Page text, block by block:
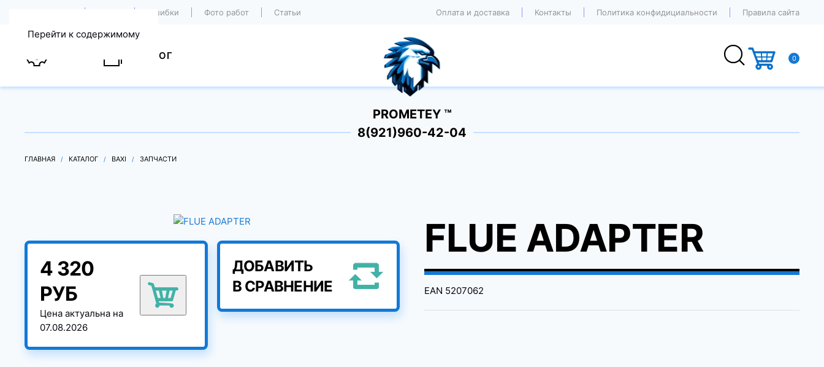
Перейти к содержимому
Ошибки Фото работ Статьи Оплата и доставка Контакты Политика конфидициальности Правила сайта
КАТАЛОГ 0
PROMETEY ™
8(921)960-42-04
ГЛАВНАЯ КАТАЛОГ BAXI ЗАПЧАСТИ
4 320
РУБ
Цена актуальна на
07.08.2026
ДОБАВИТЬ
В СРАВНЕНИЕ
FLUE ADAPTER
EAN 5207062